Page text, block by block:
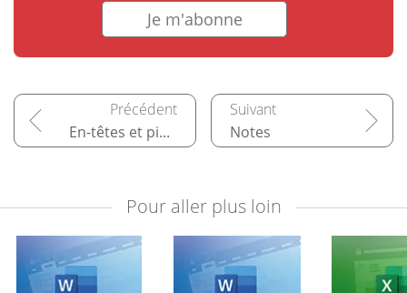
Je m'abonne
En-têtes et pieds de page Notes
Pour aller plus loin